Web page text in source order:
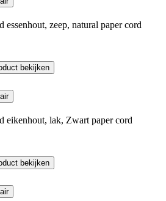
zeep, natural paper cord
bekijken
eikenhout, lak, Zwart paper cord
bekijken